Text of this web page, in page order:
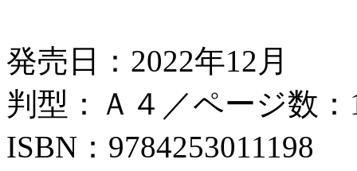
発売日：2022年12月
判型：Ａ４／ページ数：
ISBN：9784253011198